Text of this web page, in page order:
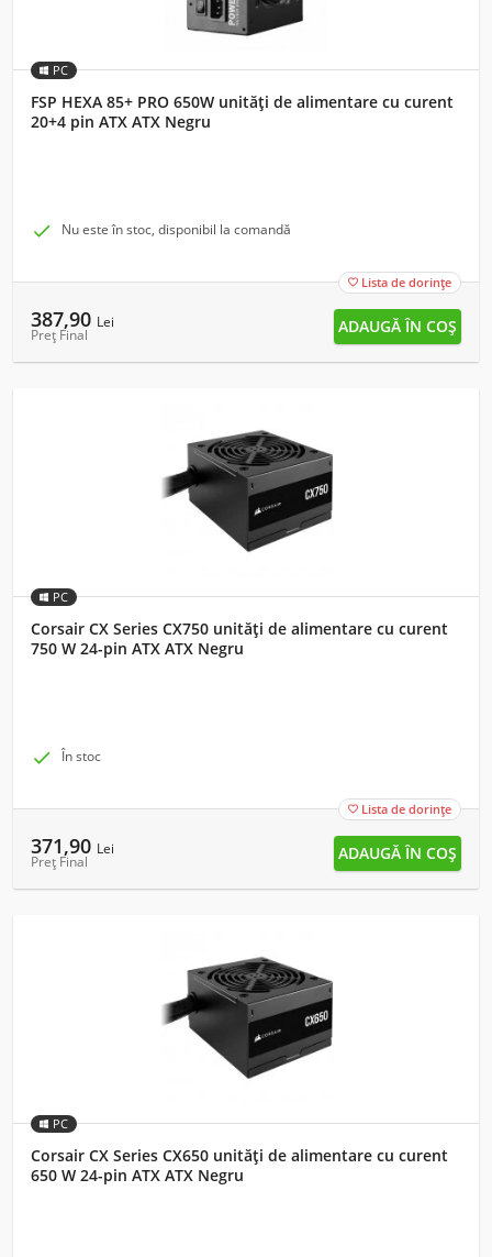
PC
FSP HEXA 85+ PRO 650W unități de alimentare cu curent
20+4 pin ATX ATX Negru
 Nu este în stoc, disponibil la comandă
 Lista de dorințe
387,90 Lei
Preț Final
PC
Corsair CX Series CX750 unități de alimentare cu curent
750 W 24-pin ATX ATX Negru
 În stoc
 Lista de dorințe
371,90 Lei
Preț Final
PC
Corsair CX Series CX650 unități de alimentare cu curent
650 W 24-pin ATX ATX Negru